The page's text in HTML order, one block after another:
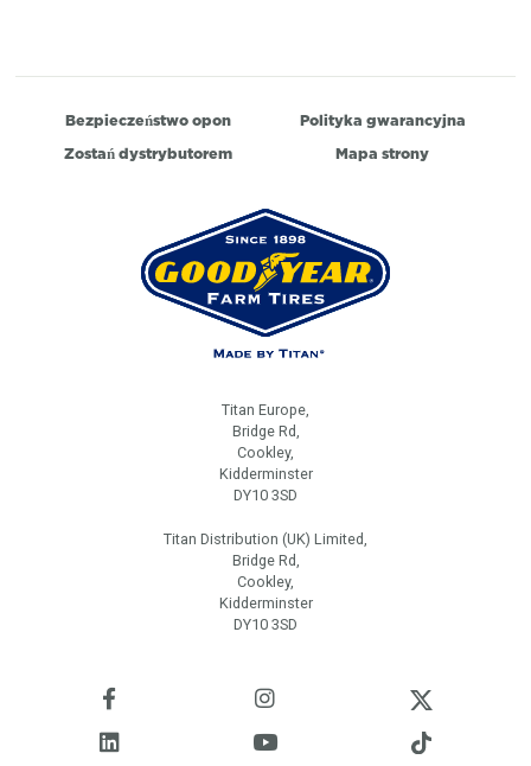
Bezpieczeństwo opon
Polityka gwarancyjna
Zostań dystrybutorem
Mapa strony
Titan Europe,
Bridge Rd,
Cookley,
Kidderminster
DY10 3SD
Titan Distribution (UK) Limited,
Bridge Rd,
Cookley,
Kidderminster
DY10 3SD